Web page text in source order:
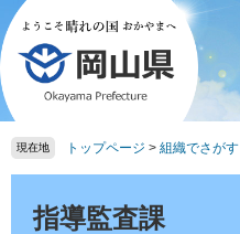
ペ
ー
ジ
の
先
頭
す。
メ
ニ
ュ
ー
を
飛
し
現在地 トップページ > 組織でさがす
指導監査課